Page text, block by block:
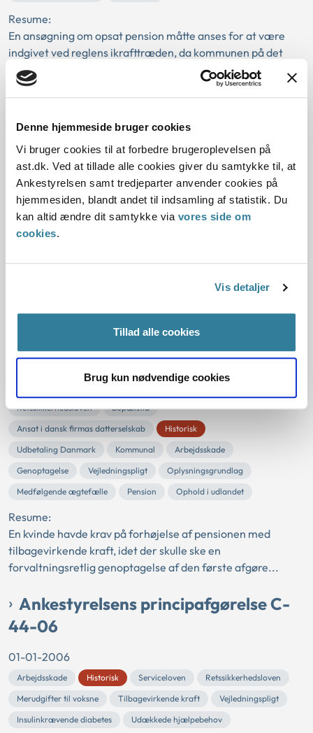
Denne hjemmeside bruger cookies
Vi bruger cookies til at forbedre brugeroplevelsen på
ast.dk. Ved at tillade alle cookies giver du samtykke til, at
Ankestyrelsen samt tredjeparter anvender cookies på
hjemmesiden, blandt andet til indsamling af statistik. Du
kan altid ændre dit samtykke via vores side om
cookies.
Vis detaljer
Tillad alle cookies
Brug kun nødvendige cookies
Resume:
En ansøgning om opsat pension måtte anses for at være
indgivet ved reglens ikrafttræden, da kommunen på det
tidspunkt havde haft konkret anledning til...
10-08
01-01-2008
Aktivloven Flytning Dispensation
Enkeltudgift
Ansøgningstidspunkt
Vejledningspligt Notatpligt
Historisk
Kommunal
Der kunne dispenseres fra betingelsen i aktivloven om, at
der skulle ansøges om hjælp, før udgiften blev afholdt.
Ankestyrelsens principafgørelse P-
19-06
Retssikkerhedsloven
Bopælstid
Ansat i dansk firmas datterselskab
Historisk
Udbetaling Danmark
Kommunal
Arbejdsskade
Genoptagelse
Vejledningspligt
Oplysningsgrundlag
Medfølgende ægtefælle
Pension Ophold i udlandet
Resume:
En kvinde havde krav på forhøjelse af pensionen med
tilbagevirkende kraft, idet der skulle ske en
forvaltningsretlig genoptagelse af den første afgøre...
Ankestyrelsens principafgørelse C-
44-06
01-01-2006
Arbejdsskade Historisk Serviceloven
Retssikkerhedsloven
Merudgifter til voksne
Tilbagevirkende kraft
Vejledningspligt
Insulinkrævende diabetes
Udækkede hjælpebehov